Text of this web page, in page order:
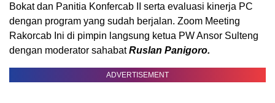
Bokat dan Panitia Konfercab II serta evaluasi kinerja PC
dengan program yang sudah berjalan. Zoom Meeting
Rakorcab Ini di pimpin langsung ketua PW Ansor Sulteng
dengan moderator sahabatRuslan Panigoro.
ADVERTISEMENT